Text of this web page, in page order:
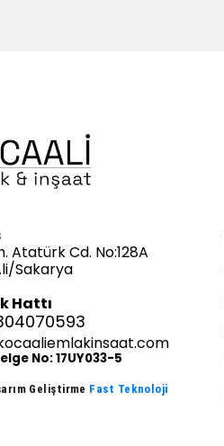
Atatürk Cd. No:128A
Sakarya
Hattı
No: 17UY033-5
Geliştirme Fast Teknoloji